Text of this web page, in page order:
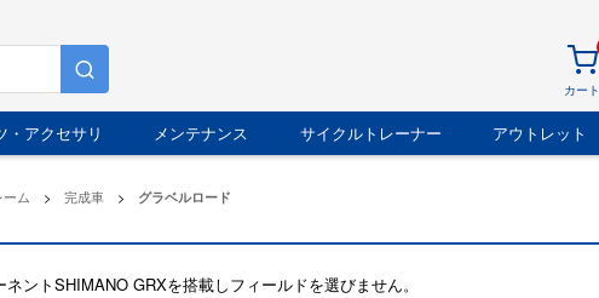
カート
・アクセサリ メンテナンス サイクルトレーナー アウトレット
ム > 完成車 > グラベルロード
ントSHIMANO GRXを搭載しフィールドを選びません。